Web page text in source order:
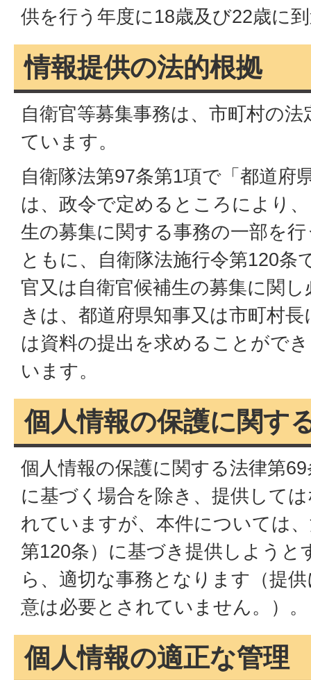
供を行う年度に18歳及び22歳に
情報提供の法的根拠
自衛官等募集事務は、市町村の
ています。
自衛隊法第97条第1項で「都道府
は、政令で定めるところにより
生の募集に関する事務の一部を
ともに、自衛隊法施行令第120条
官又は自衛官候補生の募集に関
きは、都道府県知事又は市町村
は資料の提出を求めることがで
います。
個人情報の保護に関す
個人情報の保護に関する法律第
に基づく場合を除き、提供して
れていますが、本件については
第120条）に基づき提供しよう
ら、適切な事務となります（提
意は必要とされていません。）。
個人情報の適正な管理